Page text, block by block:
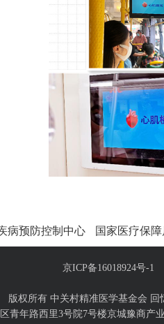
病预防控制中心 国家医疗保障
京ICP备16018924号-1
版权所有 中关村精准医学基金会 回
青年路西里3号院7号楼京城豫商产